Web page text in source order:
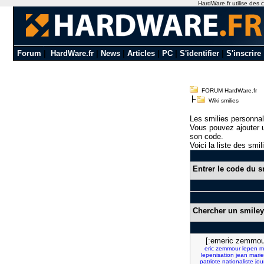
Forum HardWare.fr| News| Articles| PC| S'identifier| S'inscrire|
FORUM HardWare.fr
Wiki smilies
Les smilies
Vous pouvez ajouter
son code.
Voici la liste des
Entrer le code du
Chercher un
[:emeric
eric zemmour lepen
lepenisation jean marie
patriote nationaliste
HardWare.fr utilise des